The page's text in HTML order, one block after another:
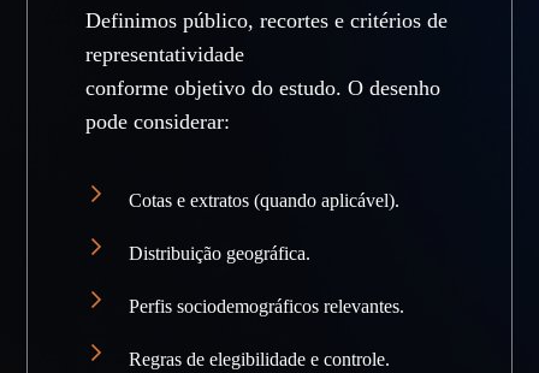
Definimos público, recortes e critérios de
representatividade
conforme objetivo do estudo. O desenho
pode considerar:
Cotas e extratos (quando aplicável).
Distribuição geográfica.
Perfis sociodemográficos relevantes.
Regras de elegibilidade e controle.